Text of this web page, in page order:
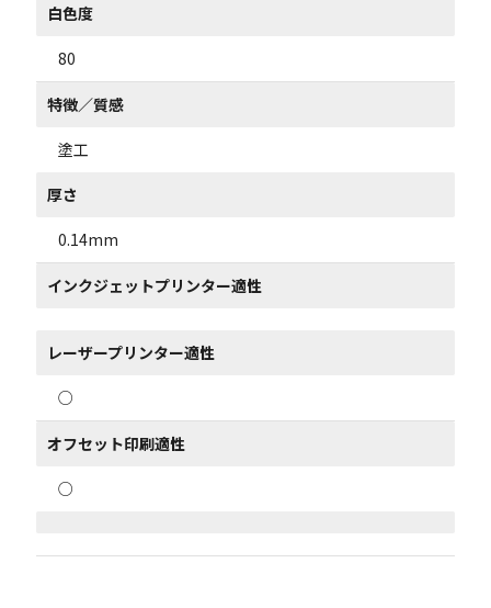
白色度
80
特徴／質感
塗工
厚さ
0.14mm
インクジェットプリンター適性
レーザープリンター適性
○
オフセット印刷適性
○